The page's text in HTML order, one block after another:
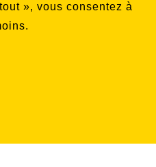
», vous consentez à